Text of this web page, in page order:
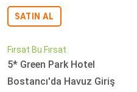
SATIN AL
Fırsat Bu Fırsat
5* Green Park Hotel
Bostancı'da Havuz Giriş